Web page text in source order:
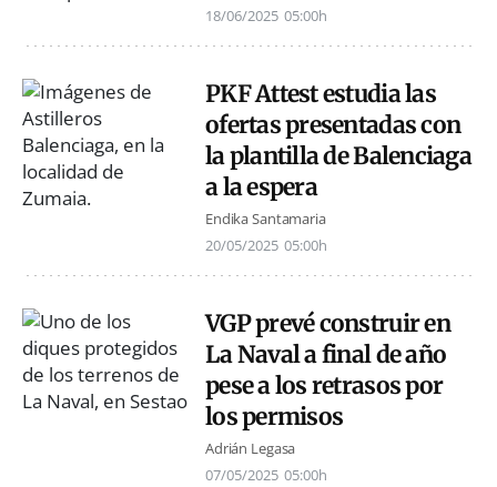
18/06/2025 05:00h
PKF Attest estudia las
ofertas presentadas con
la plantilla de Balenciaga
a la espera
Endika Santamaria
20/05/2025 05:00h
VGP prevé construir en
La Naval a final de año
pese a los retrasos por
los permisos
Adrián Legasa
07/05/2025 05:00h